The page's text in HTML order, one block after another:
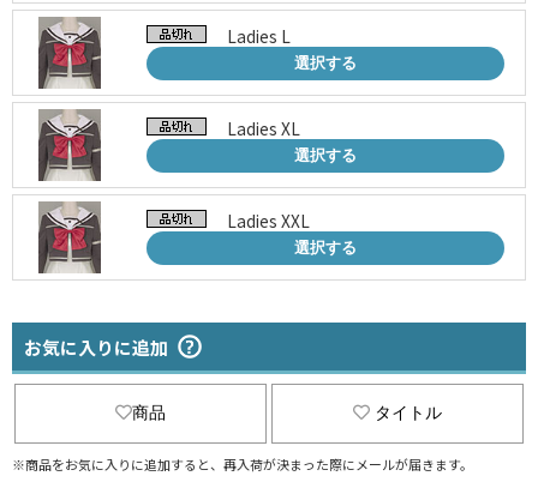
Ladies L
選択する
Ladies XL
選択する
Ladies XXL
選択する
お気に入りに追加
商品 タイトル
※商品をお気に入りに追加すると、再入荷が決まった際にメールが届きます。